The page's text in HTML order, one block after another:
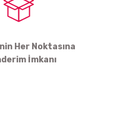
Her Noktasına
İmkanı